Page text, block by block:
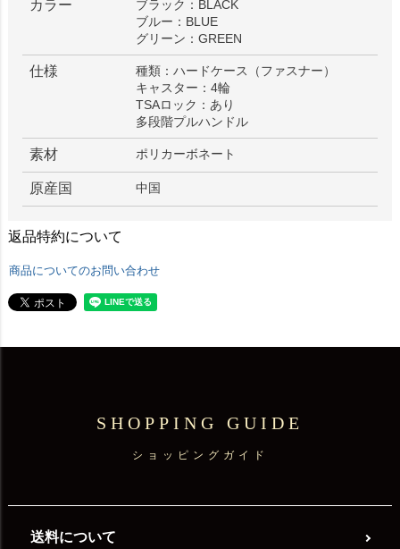
カラー
ブラック：BLACK
ブルー：BLUE
グリーン：GREEN
仕様
種類：ハードケース（ファスナー）
キャスター：4輪
TSAロック：あり
多段階プルハンドル
素材 ポリカーボネート
原産国 中国
返品特約について
商品についてのお問い合わせ
SHOPPING GUIDE
ショッピングガイド
送料について